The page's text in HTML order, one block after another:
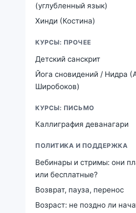
(углубленный язык)
Хинди (Костина)
КУРСЫ: ПРОЧЕЕ
Детский санскрит
Йога сновидений / Нидра
Широбоков)
КУРСЫ: ПИСЬМО
Каллиграфия деванагари
ПОЛИТИКА И ПОДДЕРЖКА
Вебинары и стримы: они
или бесплатные?
Возврат, пауза, перенос
Возраст: не поздно ли